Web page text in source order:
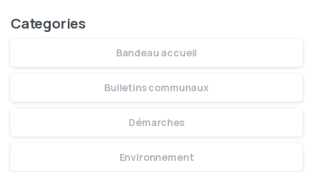
Categories
Bandeau accueil
Bulletins communaux
Démarches
Environnement